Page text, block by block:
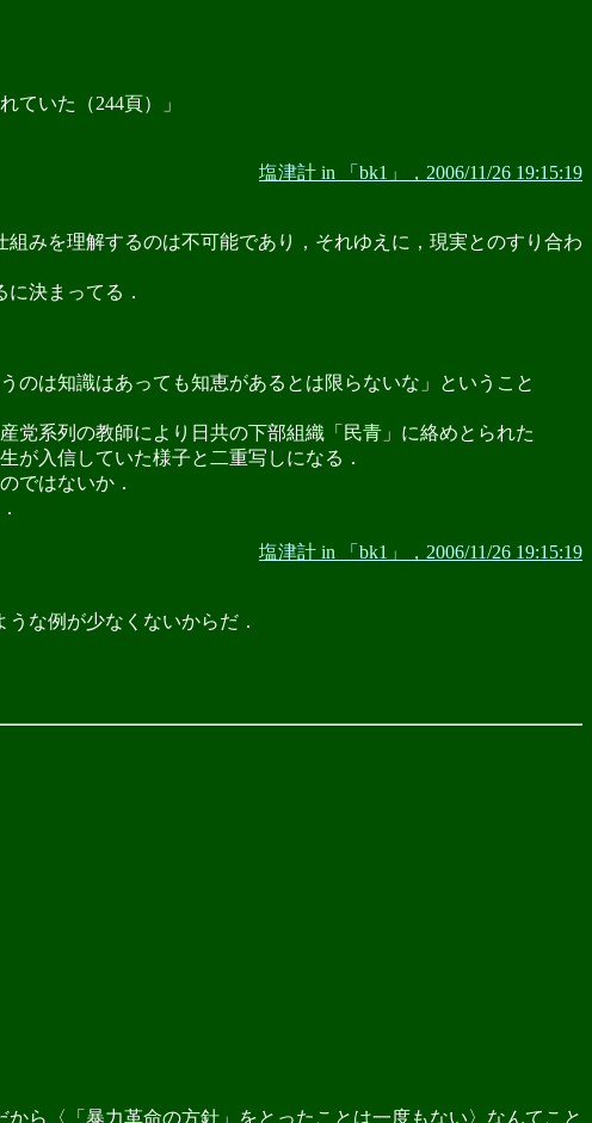
ていた（244頁）」
塩津計 in 「bk1」，2006/11/26 19:15:19
みを理解するのは不可能であり，それゆえに，現実とのすり合わ
決まってる．
は知識はあっても知恵があるとは限らないな」ということ
党系列の教師により日共の下部組織「民青」に絡めとられた
が入信していた様子と二重写しになる．
ではないか．
塩津計 in 「bk1」，2006/11/26 19:15:19
な例が少なくないからだ．
ら〈「暴力革命の方針」をとったことは一度もない〉なんてこと